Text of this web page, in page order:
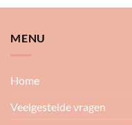
MENU
Home
Veelgestelde vragen